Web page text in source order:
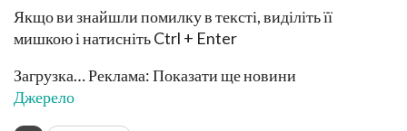
Якщо ви знайшли помилку в тексті, виділіть її
мишкою і натисніть Ctrl + Enter
Загрузка… Реклама: Показати ще новини
Джерело